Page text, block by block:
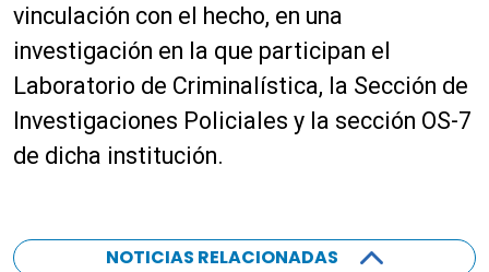
vinculación con el hecho, en una
investigación en la que participan el
Laboratorio de Criminalística, la Sección de
Investigaciones Policiales y la sección OS-7
de dicha institución.
NOTICIAS RELACIONADAS